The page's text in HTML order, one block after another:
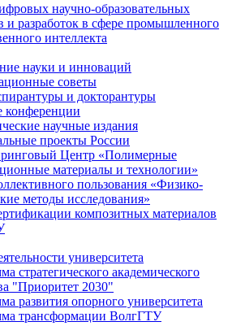
научно-образовательных
и разработок в сфере промышленного
интеллекта
науки и инноваций
советы
и докторантуры
конференции
научные издания
проекты России
Центр «Полимерные
материалы и технологии»
пользования «Физико-
методы исследования»
композитных материалов
университета
стратегического академического
"Приоритет 2030"
развития опорного университета
трансформации ВолгГТУ